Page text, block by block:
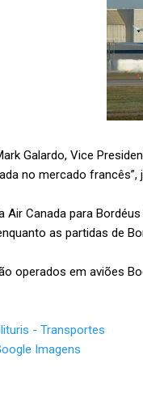
Galardo, Vice
no mercado
Air Canada para
as partidas de
operados em aviões
- Transportes
Imagens